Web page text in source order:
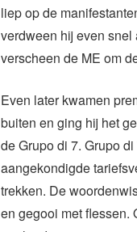
liep op de
verdween hij even
verscheen de ME om
Even later kwamen
buiten en ging hij het
de Grupo di 7. Grupo
aangekondigde
trekken. De
en gegooi met flessen.